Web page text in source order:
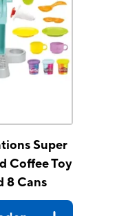
Super
Coffee Toy
8 Cans